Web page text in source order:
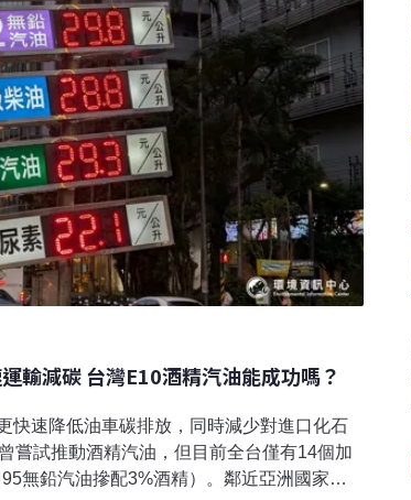
輸減碳 台灣E10酒精汽油能成功嗎？
快速降低油車碳排放，同時減少對進口化石
嘗試推動酒精汽油，但目前全台僅有14個加
無鉛汽油摻配3%酒精）。鄰近亞洲國家則